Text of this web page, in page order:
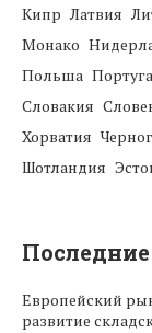
Кипр Латвия
Монако
Польша
Словакия
Хорватия
Шотландия
Европейский
развитие